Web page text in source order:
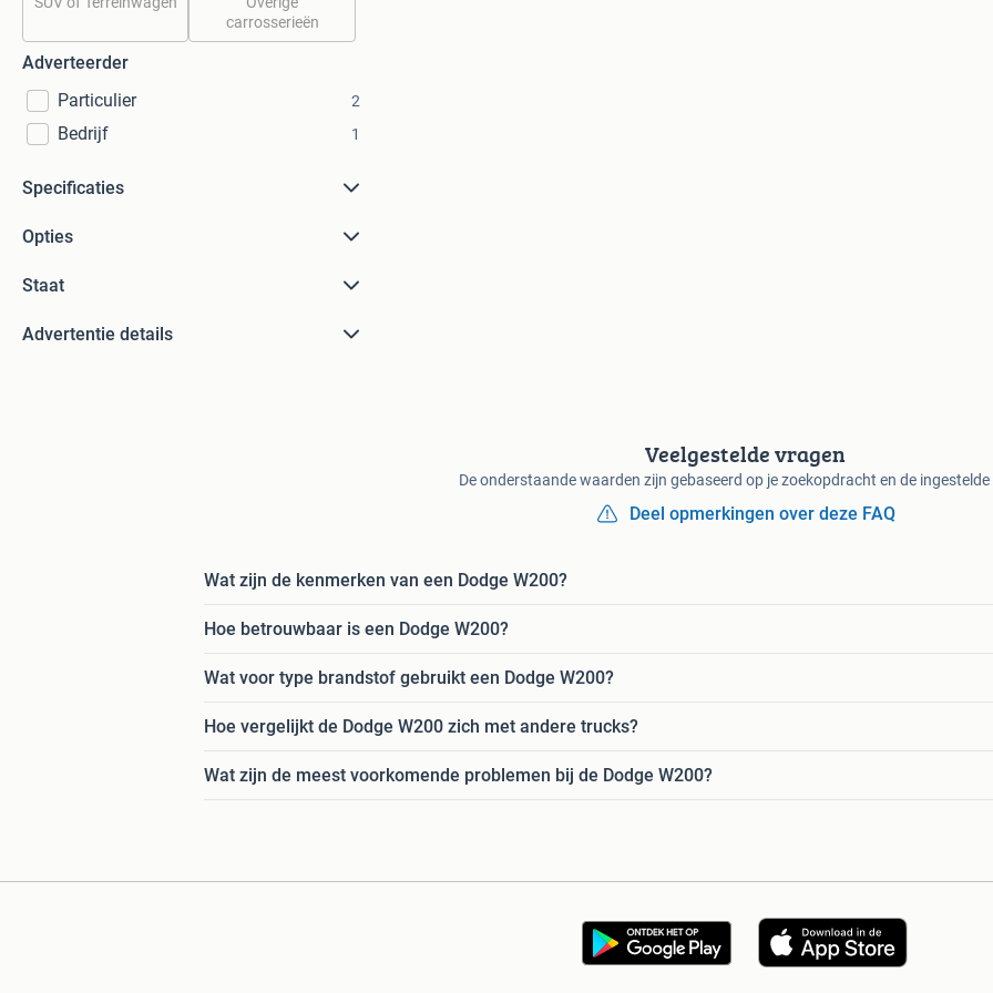
carrosserieën
Adverteerder
Particulier
2
Bedrijf 1
Specificaties
Opties
Staat
Advertentie details
Veelgestelde vragen
De onderstaande waarden zijn gebaseerd op je zoekopdracht en de
Deel opmerkingen over deze FAQ
Wat zijn de kenmerken van een Dodge W200?
Hoe betrouwbaar is een Dodge W200?
Wat voor type brandstof gebruikt een Dodge W200?
Hoe vergelijkt de Dodge W200 zich met andere trucks?
Wat zijn de meest voorkomende problemen bij de Dodge W200?